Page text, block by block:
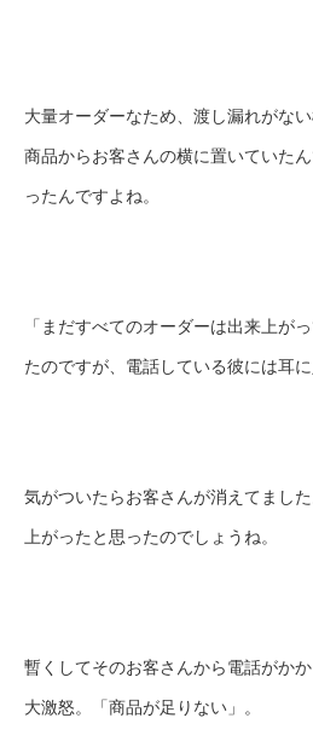
大量オーダーなため、渡し漏れがな
商品からお客さんの横に置いていた
ったんですよね。
「まだすべてのオーダーは出来上が
たのですが、電話している彼には耳に
気がついたらお客さんが消えてまし
上がったと思ったのでしょうね。
暫くしてそのお客さんから電話がか
大激怒。「商品が足りない」。